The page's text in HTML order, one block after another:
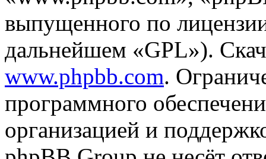
выпущенного по
дальнейшем «GPL»).
www.phpbb.com.
программного
организацией и